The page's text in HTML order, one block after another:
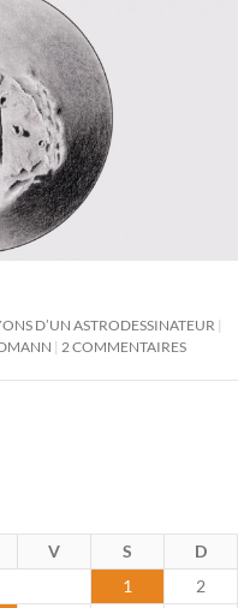
D’UN ASTRODESSINATEUR
2 COMMENTAIRES
V S
D
1
2